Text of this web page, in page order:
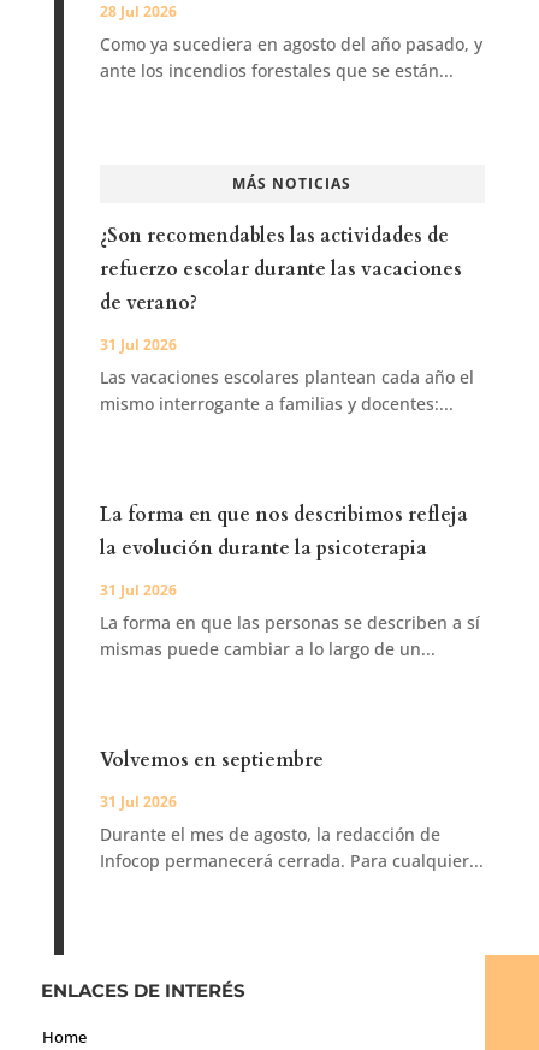
28 Jul 2026
Como ya sucediera en agosto del año pasado, y
ante los incendios forestales que se están...
MÁS NOTICIAS
¿Son recomendables las actividades de
refuerzo escolar durante las vacaciones
de verano?
31 Jul 2026
Las vacaciones escolares plantean cada año el
mismo interrogante a familias y docentes:...
La forma en que nos describimos refleja
la evolución durante la psicoterapia
31 Jul 2026
La forma en que las personas se describen a sí
mismas puede cambiar a lo largo de un...
Volvemos en septiembre
31 Jul 2026
Durante el mes de agosto, la redacción de
Infocop permanecerá cerrada. Para cualquier...
ENLACES DE INTERÉS
Home